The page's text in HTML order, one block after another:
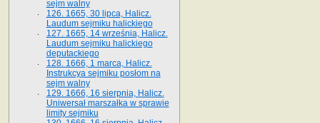
sejm walny
126. 1665, 30 lipca, Halicz.
Laudum sejmiku halickiego
127. 1665, 14 września, Halicz.
Laudum sejmiku halickiego
deputackiego
128. 1666, 1 marca, Halicz.
Instrukcya sejmiku posłom na
sejm walny
129. 1666, 16 sierpnia, Halicz.
Uniwersał marszałka w sprawie
limity sejmiku